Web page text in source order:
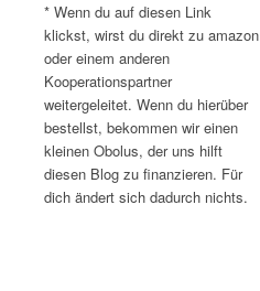
* Wenn du auf diesen Link
klickst, wirst du direkt zu amazon
oder einem anderen
Kooperationspartner
weitergeleitet. Wenn du hierüber
bestellst, bekommen wir einen
kleinen Obolus, der uns hilft
diesen Blog zu finanzieren. Für
dich ändert sich dadurch nichts.